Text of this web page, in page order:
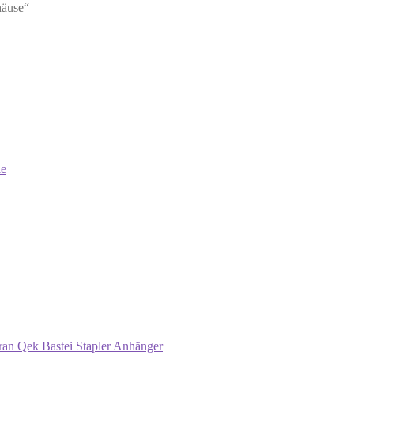
Qek Bastei Stapler Anhänger